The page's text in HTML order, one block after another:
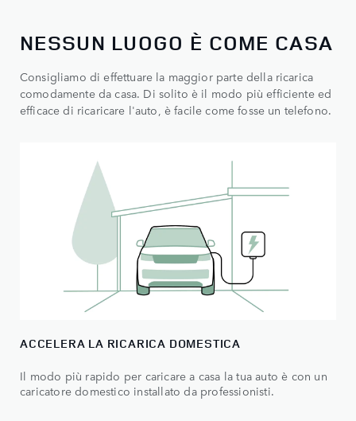
​NESSUN LUOGO È COME CASA​
Consigliamo di effettuare la maggior parte della ricarica
comodamente da casa. Di solito è il modo più efficiente ed
efficace di ricaricare l'auto, è facile come fosse un telefono.
ACCELERA LA RICARICA DOMESTICA​
Il modo più rapido per caricare a casa la tua auto è con un
caricatore domestico installato da professionisti.